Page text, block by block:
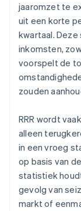
jaaromzet te
uit een korte
kwartaal.
inkomsten,
voorspelt de
zouden
RRR wordt
alleen
in een vroeg
op basis van
statistiek
gevolg van
markt of